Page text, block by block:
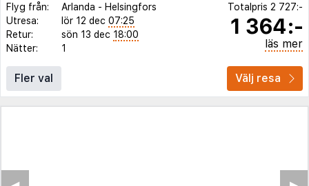
Flyg från: Arlanda - Helsingfors
Utresa:
lör 12 dec 07:25
Retur:
sön 13 dec 18:00
Nätter:
1
Totalpris 2 727:-
1 364:-
läs mer
Fler val Välj resa